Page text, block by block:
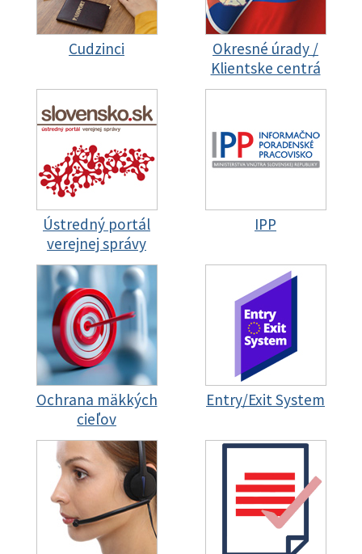
Cudzinci
Okresné úrady /
Klientske centrá
Ústredný portál
verejnej správy
IPP
Ochrana mäkkých
cieľov
Entry/Exit System